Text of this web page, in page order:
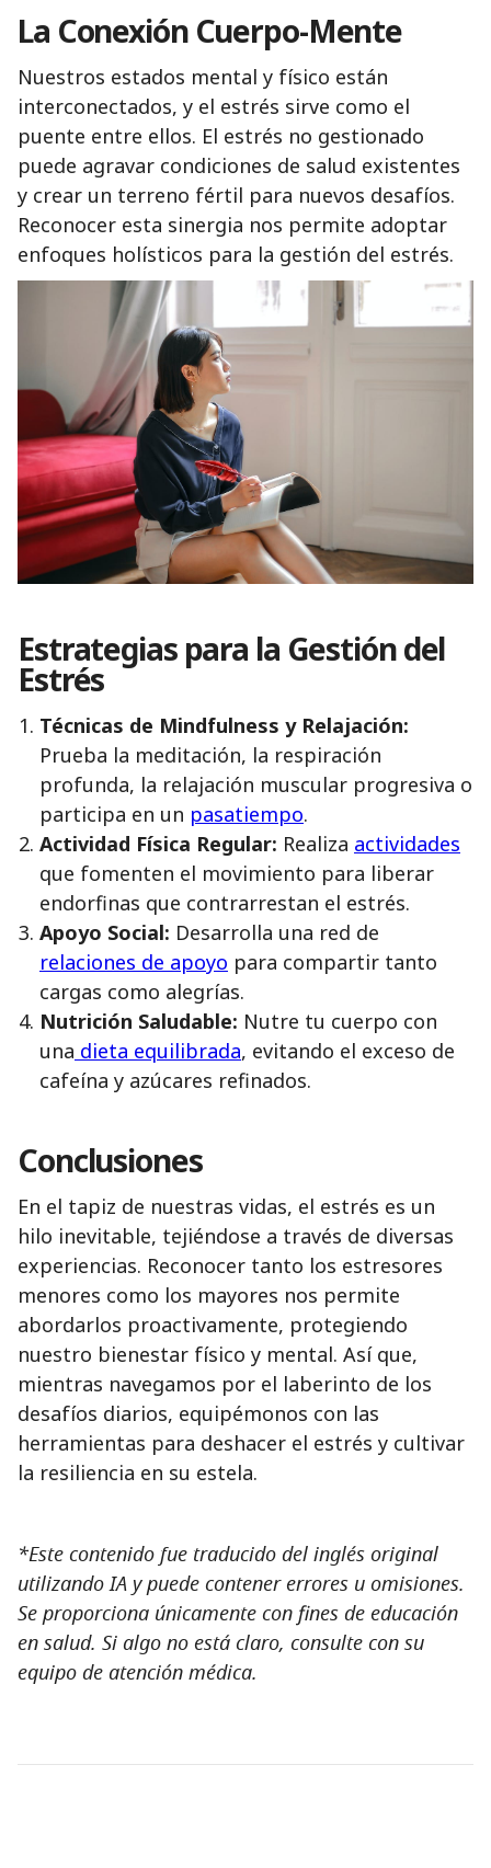
La Conexión Cuerpo-Mente
Nuestros estados mental y físico están
interconectados, y el estrés sirve como el
puente entre ellos. El estrés no gestionado
puede agravar condiciones de salud existentes
y crear un terreno fértil para nuevos desafíos.
Reconocer esta sinergia nos permite adoptar
enfoques holísticos para la gestión del estrés.
Estrategias para la Gestión del
Estrés
Técnicas de Mindfulness y Relajación:
Prueba la meditación, la respiración
profunda, la relajación muscular progresiva o
participa en un pasatiempo.
Actividad Física Regular: Realiza actividades
que fomenten el movimiento para liberar
endorfinas que contrarrestan el estrés.
Apoyo Social: Desarrolla una red de
relaciones de apoyo para compartir tanto
cargas como alegrías.
Nutrición Saludable: Nutre tu cuerpo con
una dieta equilibrada, evitando el exceso de
cafeína y azúcares refinados.
Conclusiones
En el tapiz de nuestras vidas, el estrés es un
hilo inevitable, tejiéndose a través de diversas
experiencias. Reconocer tanto los estresores
menores como los mayores nos permite
abordarlos proactivamente, protegiendo
nuestro bienestar físico y mental. Así que,
mientras navegamos por el laberinto de los
desafíos diarios, equipémonos con las
herramientas para deshacer el estrés y cultivar
la resiliencia en su estela.
*Este contenido fue traducido del inglés original
utilizando IA y puede contener errores u omisiones.
Se proporciona únicamente con fines de educación
en salud. Si algo no está claro, consulte con su
equipo de atención médica.